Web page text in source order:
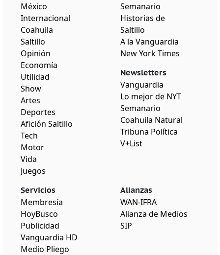
México
Internacional
Coahuila
Saltillo
Opinión
Economía
Utilidad
Show
Artes
Deportes
Afición Saltillo
Tech
Motor
Vida
Juegos
Semanario
Historias de
Saltillo
A la Vanguardia
New York Times
Newsletters
Vanguardia
Lo mejor de NYT
Semanario
Coahuila Natural
Tribuna Política
V+List
Servicios
Membresía
HoyBusco
Publicidad
Vanguardia HD
Medio Pliego
Alianzas
WAN-IFRA
Alianza de Medios
SIP